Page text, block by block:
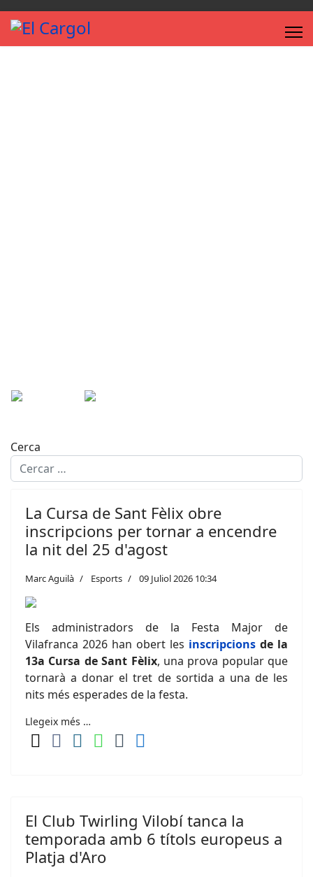
Cerca
La Cursa de Sant Fèlix obre
inscripcions per tornar a encendre
la nit del 25 d'agost
Marc Aguilà Esports 09 Juliol 2026 10:34
Els administradors de la Festa Major de
Vilafranca 2026 han obert les inscripcions de la
13a Cursa de Sant Fèlix, una prova popular que
tornarà a donar el tret de sortida a una de les
nits més esperades de la festa.
Llegeix més …
El Club Twirling Vilobí tanca la
temporada amb 6 títols europeus a
Platja d'Aro